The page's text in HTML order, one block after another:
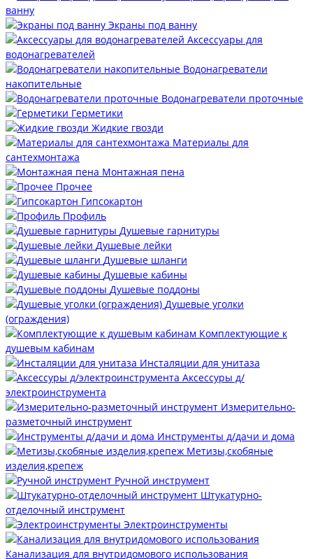
ванну
Экраны под ванну
Аксессуары для
водонагревателей
Водонагреватели
накопительные
Водонагреватели проточные
Герметики
Жидкие гвозди
Материалы для
сантехмонтажа
Монтажная пена
Прочее
Гипсокартон
Профиль
Душевые гарнитуры
Душевые лейки
Душевые шланги
Душевые кабины
Душевые поддоны
Душевые уголки
(ограждения)
Комплектующие к
душевым кабинам
Инсталяции для унитаза
Аксессуры д/
электроинструмента
Измерительно-
разметочный инструмент
Инструменты д/дачи и дома
Метизы,скобяные
изделия,крепеж
Ручной инструмент
Штукатурно-
отделочный инструмент
Электроинструменты
Канализация для внутридомового использования